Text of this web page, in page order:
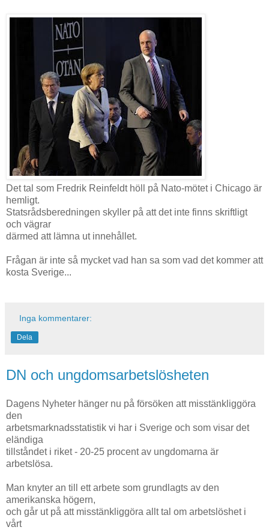
Det tal som Fredrik Reinfeldt höll på Nato-mötet i Chicago är
hemligt.
Statsrådsberedningen skyller på att det inte finns skriftligt
och vägrar
därmed att lämna ut innehållet.
Frågan är inte så mycket vad han sa som vad det kommer att
kosta Sverige...
Inga kommentarer:
Dela
DN och ungdomsarbetslösheten
Dagens Nyheter hänger nu på försöken att misstänkliggöra
den
arbetsmarknadsstatistik vi har i Sverige och som visar det
eländiga
tillståndet i riket - 20-25 procent av ungdomarna är
arbetslösa.
Man knyter an till ett arbete som grundlagts av den
amerikanska högern,
och går ut på att misstänkliggöra allt tal om arbetslöshet i
vårt